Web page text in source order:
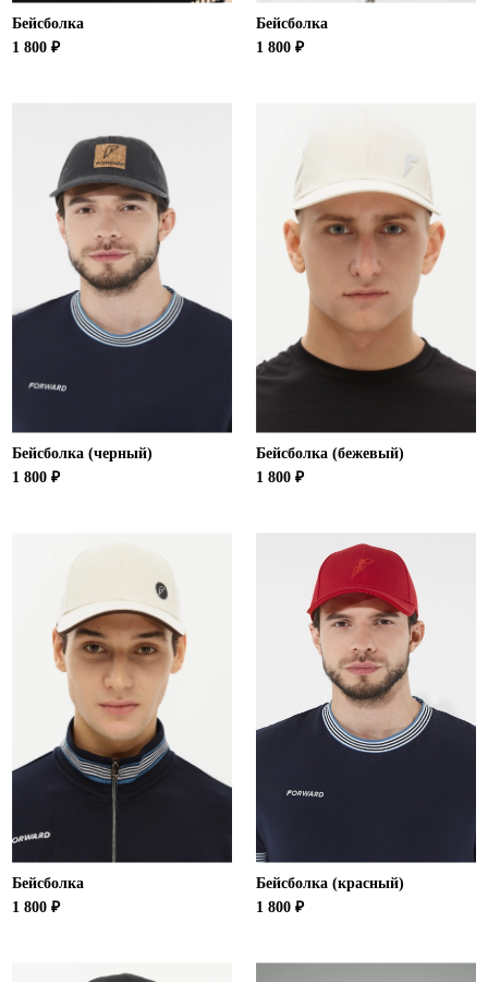
Бейсболка
1 800 ₽
Бейсболка
1 800 ₽
Бейсболка (черный)
1 800 ₽
Бейсболка (бежевый)
1 800 ₽
Бейсболка
1 800 ₽
Бейсболка (красный)
1 800 ₽